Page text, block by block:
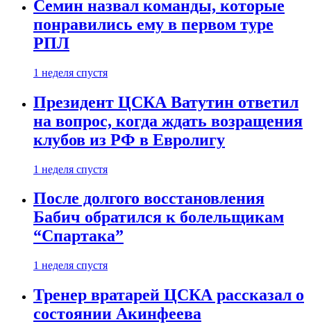
Семин назвал команды, которые
понравились ему в первом туре
РПЛ
1 неделя спустя
Президент ЦСКА Ватутин ответил
на вопрос, когда ждать возращения
клубов из РФ в Евролигу
1 неделя спустя
После долгого восстановления
Бабич обратился к болельщикам
“Спартака”
1 неделя спустя
Тренер вратарей ЦСКА рассказал о
состоянии Акинфеева